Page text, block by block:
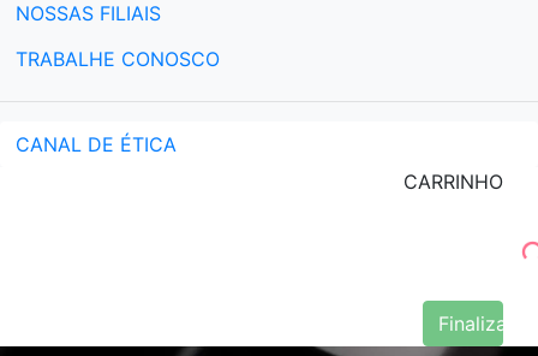
NOSSAS FILIAIS
TRABALHE CONOSCO
CANAL DE ÉTICA
CARRINHO
Finalizar